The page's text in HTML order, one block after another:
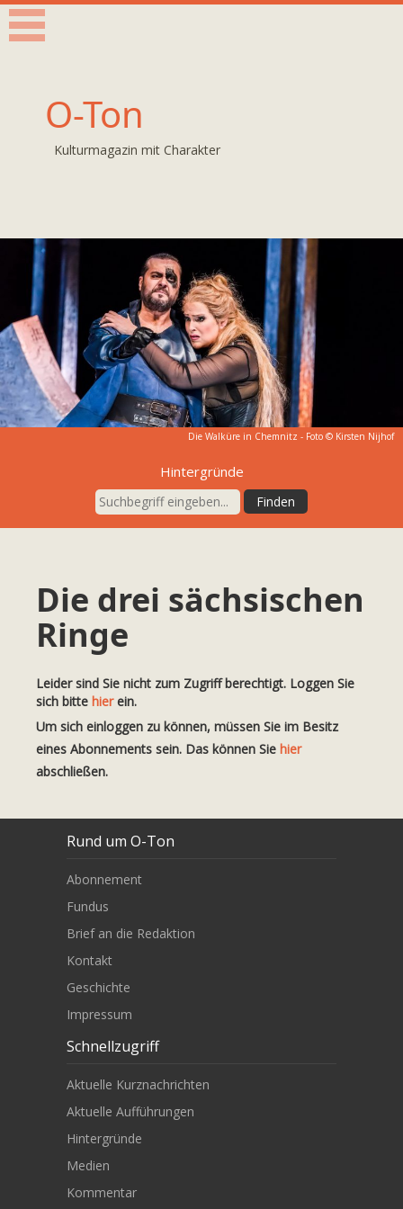
O-Ton
Kulturmagazin mit Charakter
Die Walküre in Chemnitz - Foto © Kirsten Nijhof
Hintergründe
Die drei sächsischen
Ringe
Leider sind Sie nicht zum Zugriff berechtigt. Loggen Sie
sich bitte hierein.
Um sich einloggen zu können, müssen Sie im Besitz
eines Abonnements sein. Das können Sie hier
abschließen.
Rund um O-Ton
Abonnement
Fundus
Brief an die Redaktion
Kontakt
Geschichte
Impressum
Schnellzugriff
Aktuelle Kurznachrichten
Aktuelle Aufführungen
Hintergründe
Medien
Kommentar